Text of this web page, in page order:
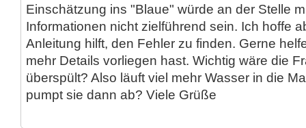
Einschätzung ins "Blaue" würde an der Stelle
Informationen nicht zielführend sein. Ich hoffe
Anleitung hilft, den Fehler zu finden. Gerne
mehr Details vorliegen hast. Wichtig wäre die
überspült? Also läuft viel mehr Wasser in die
pumpt sie dann ab? Viele Grüße